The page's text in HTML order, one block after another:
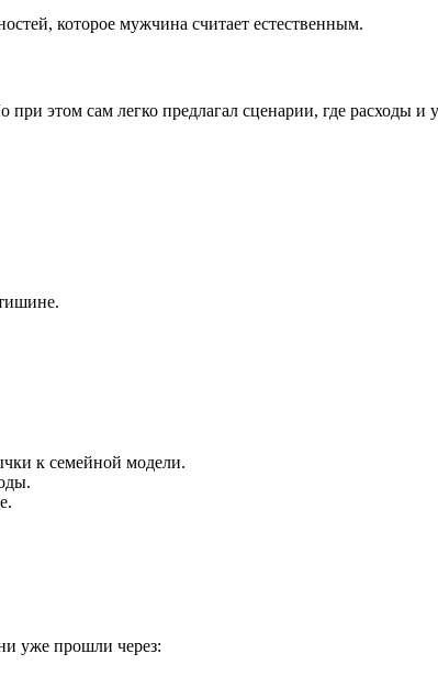
которое мужчина считает естественным.
этом сам легко предлагал сценарии, где расходы и
к семейной модели.
уже прошли через: